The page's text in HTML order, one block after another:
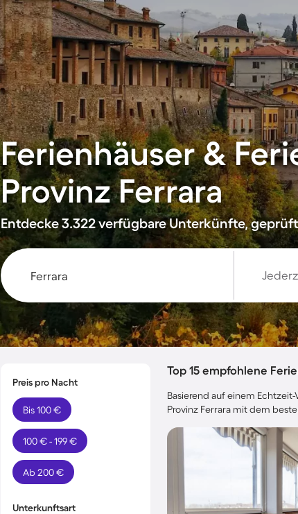
Ferienhäuser &
Provinz Ferrara
Entdecke 3.322 verfügbare Unterkünfte,
Preis pro Nacht
Bis 100 €
100 € - 199 €
Ab 200 €
Unterkunftsart
Top 15 empfohlene
Basierend auf einem
Provinz Ferrara mit dem